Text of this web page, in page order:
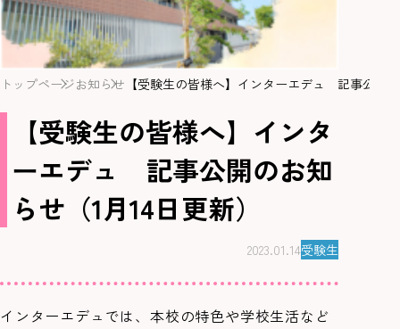
トップページお知らせ 【受験生の皆様へ】インターエデュ 記事公開
【受験生の皆様へ】インタ
ーエデュ 記事公開のお知
らせ（1月14日更新）
2023.01.14受験生
インターエデュでは、本校の特色や学校生活など